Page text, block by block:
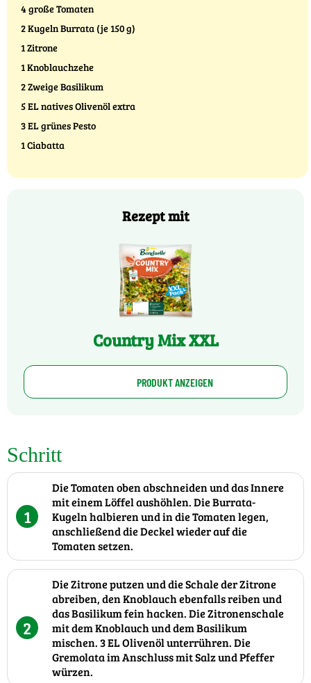
4 große Tomaten
2 Kugeln Burrata (je 150 g)
1 Zitrone
1 Knoblauchzehe
2 Zweige Basilikum
5 EL natives Olivenöl extra
3 EL grünes Pesto
1 Ciabatta
Rezept mit
Country Mix XXL
PRODUKT ANZEIGEN
Schritt
1
Die Tomaten oben abschneiden und das Innere
mit einem Löffel aushöhlen. Die Burrata-
Kugeln halbieren und in die Tomaten legen,
anschließend die Deckel wieder auf die
Tomaten setzen.
2
Die Zitrone putzen und die Schale der Zitrone
abreiben, den Knoblauch ebenfalls reiben und
das Basilikum fein hacken. Die Zitronenschale
mit dem Knoblauch und dem Basilikum
mischen. 3 EL Olivenöl unterrühren. Die
Gremolata im Anschluss mit Salz und Pfeffer
würzen.